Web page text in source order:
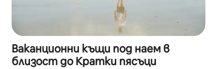
Ваканционни къщи под наем в
близост до Кратки пясъци